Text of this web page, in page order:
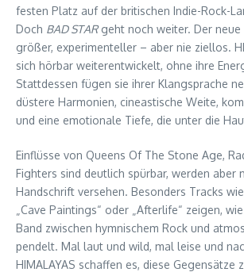
festen Platz auf der britischen Indie-Rock-
Doch BAD STARgeht noch weiter. Der neue
größer, experimenteller – aber nie ziellos.
sich hörbar weiterentwickelt, ohne ihre
Stattdessen fügen sie ihrer Klangsprache
düstere Harmonien, cineastische Weite,
und eine emotionale Tiefe, die unter die
Einflüsse von Queens Of The Stone Age,
Fighters sind deutlich spürbar, werden aber
Handschrift versehen. Besonders Tracks wie
„Cave Paintings“ oder „Afterlife“ zeigen,
Band zwischen hymnischem Rock und
pendelt. Mal laut und wild, mal leise und
HIMALAYAS schaffen es, diese Gegensätze